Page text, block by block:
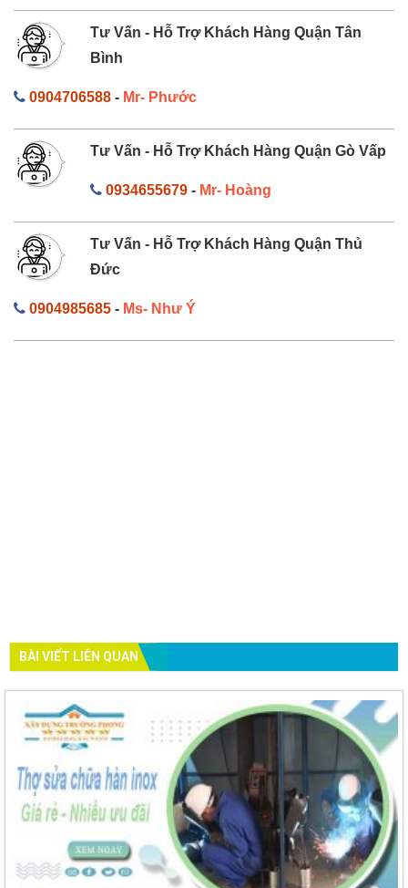
Tư Vấn - Hỗ Trợ Khách Hàng Quận Tân
Bình
0904706588 - Mr- Phước
Tư Vấn - Hỗ Trợ Khách Hàng Quận Gò Vấp
0934655679- Mr- Hoàng
Tư Vấn - Hỗ Trợ Khách Hàng Quận Thủ
Đức
0904985685 - Ms- Như Ý
BÀI VIẾT LIÊN QUAN